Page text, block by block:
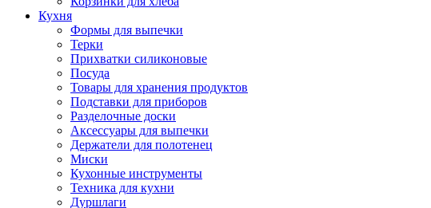
Кухня
Формы для выпечки
Терки
Прихватки силиконовые
Посуда
Товары для хранения продуктов
Подставки для приборов
Разделочные доски
Аксессуары для выпечки
Держатели для полотенец
Миски
Кухонные инструменты
Техника для кухни
Дуршлаги